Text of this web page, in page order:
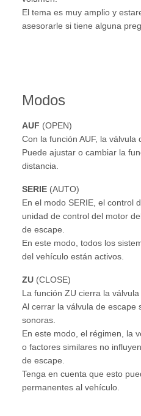
El tema es muy amplio y
asesorarle si tiene alguna
Modos
AUF (OPEN)
Con la función AUF, la válvula
Puede ajustar o cambiar la
distancia.
SERIE (AUTO)
En el modo SERIE, el control
unidad de control del motor
de escape.
En este modo, todos los
del vehículo están activos.
ZU (CLOSE)
La función ZU cierra la
Al cerrar la válvula de escape
sonoras.
En este modo, el régimen, la
o factores similares no
de escape.
Tenga en cuenta que esto
permanentes al vehículo.